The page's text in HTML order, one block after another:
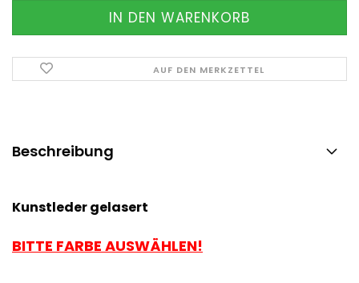
AUF DEN MERKZETTEL
Beschreibung
Kunstleder gelasert
BITTE FARBE AUSWÄHLEN!